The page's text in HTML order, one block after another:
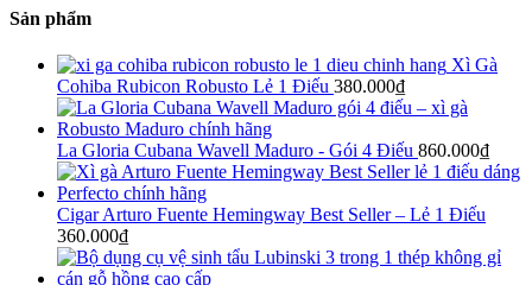
Sản phẩm
Xì Gà
Cohiba Rubicon Robusto Lẻ 1 Điếu 380.000₫
La Gloria Cubana Wavell Maduro - Gói 4 Điếu 860.000₫
Cigar Arturo Fuente Hemingway Best Seller – Lẻ 1 Điếu
360.000₫